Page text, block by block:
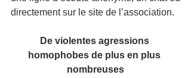
directement sur le site de l’association.
De violentes agressions
homophobes de plus en plus
nombreuses